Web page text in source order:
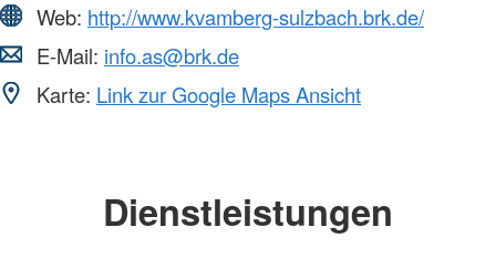
Web: http://www.kvamberg-sulzbach.brk.de/
E-Mail: info.as@brk.de
Karte: Link zur Google Maps Ansicht
Dienstleistungen